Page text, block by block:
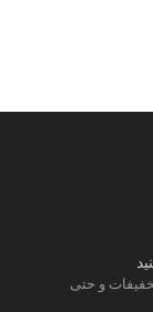
و حتی